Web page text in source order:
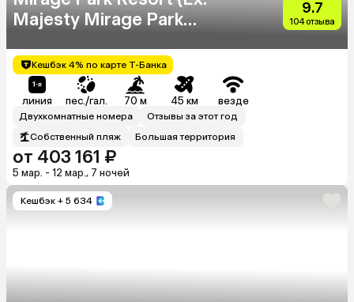
Majesty Mirage Park
9.7
104 отзыва
Кешбэк 4% по карте Т-Банка
линия пес./гал. 70 м 45 км везде
Двухкомнатные номера
Отзывы за этот год
Собственный пляж
Большая территория
от 403 161 ₽
5 мар. - 12 мар., 7 ночей
Кешбэк + 5 634